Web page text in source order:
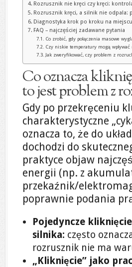
Rozrusznik nie kręci czy kręci:
Rozrusznik kręci, a silnik nie odpala:
Diagnostyka krok po kroku na
FAQ – najczęściej zadawane pytania
Co zrobić, gdy połączenia masowe
Czy niskie temperatury mogą
Jak zweryfikować, czy problem z
Co oznacza
to jest problem z
Gdy po przekręceniu
charakterystyczne
oznacza to, że do
dochodzi do
praktyce objaw
energii (np. z
przekaźnik/
poprawnie podania
Pojedyncze
silnika: często
rozrusznik nie ma
„Kliknięcie” jako